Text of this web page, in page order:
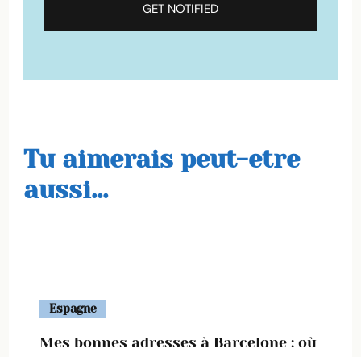
Tu aimerais peut-etre
aussi...
Espagne
Mes bonnes adresses à Barcelone : où